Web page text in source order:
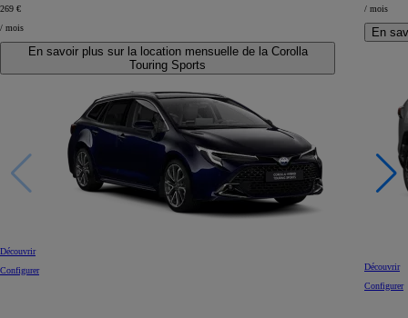
269 €
/ mois
En savoir plus sur la location mensuelle de la Corolla
Touring Sports
Découvrir
Configurer
/ mois
En
Découvrir
Configurer